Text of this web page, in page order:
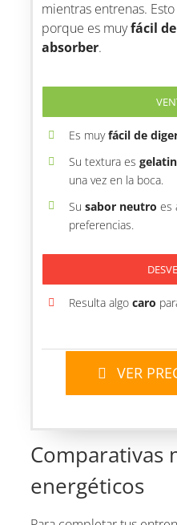
mientras entrenas.
porque es muyfácil
absorber.
Es muyfácil de
Su textura es
una vez en la boca.
Su sabor neutro es
preferencias.
Resulta algo caro
VER
Comparativas
energéticos